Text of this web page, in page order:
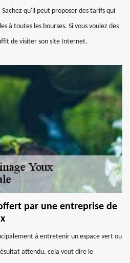
qu'il peut proposer des tarifs qui
à toutes les bourses. Si vous voulez des
de visiter son site Internet.
par une entreprise de
à entretenir un espace vert ou
attendu, cela veut dire le